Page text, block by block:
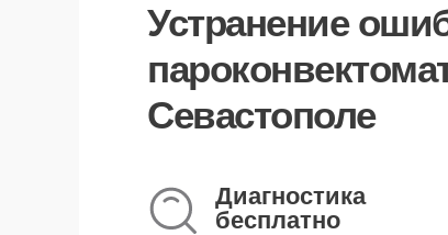
Устранение
Севастополе
Диагностика
бесплатно